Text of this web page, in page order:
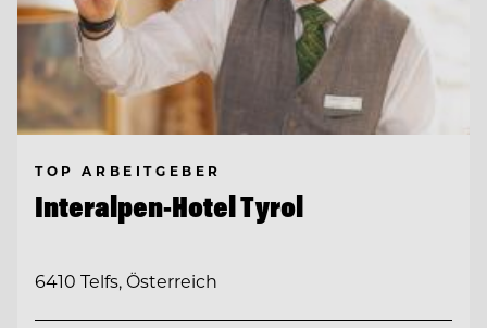
TOP ARBEITGEBER
Interalpen-Hotel Tyrol
6410 Telfs, Österreich